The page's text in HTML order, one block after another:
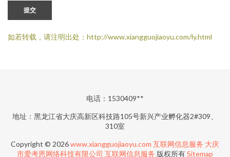
提交
如若转载，请注明出处：http://www.xiangguojiaoyu.com/ly.html
电话：1530409**
地址：黑龙江省大庆高新区科技路105号新兴产业孵化器2#309、
310室
Copyright © 2026www.xiangguojiaoyu.com 互联网信息服务 大庆
市爱考恩网络科技有限公司 互联网信息服务 版权所有Sitemap